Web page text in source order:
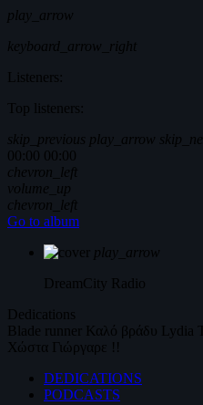
play_arrow
keyboard_arrow_right
Listeners:
Top listeners:
skip_previous play_arrow
00:00 00:00
chevron_left
volume_up
chevron_left
Go to album
play_arrow
DreamCity Radio
Dedications
Blade runner Καλό βράδυ Lydia
Χώστα Γιώργαρε !!
DEDICATIONS
PODCASTS